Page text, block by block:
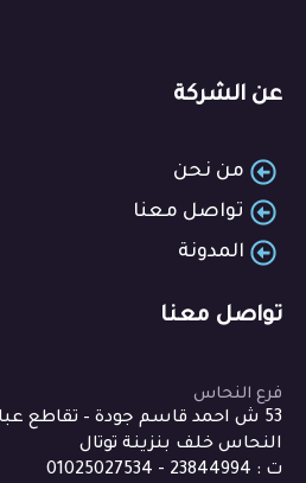
عن الشركة
من نحن
تواصل معنا
المدونة
تواصل معنا
فرع النحاس
53 ش احمد قاسم جودة – تقاطع
النحاس خلف بنزينة توتال
ت : 23844994 - 01025027534